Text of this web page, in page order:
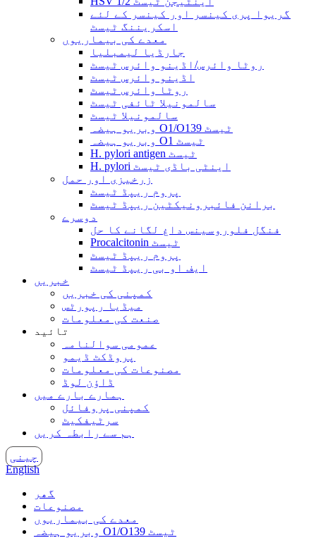
گریوا پری کینسر اور کینسر کے لئے
اسکریننگ ٹیسٹ
معدے کی بیماریوں
جارڈیا لیمبلیا
روٹا وائرس/اڈینو وائرس ٹیسٹ
اڈینو وائرس ٹیسٹ
روٹا وائرس ٹیسٹ
سالمونیلا ٹائفی ٹیسٹ
سالمونیلا ٹیسٹ
وبریو ہیضہ O1/O139 ٹیسٹ
وبریو ہیضہ O1 ٹیسٹ
H. pylori antigen ٹیسٹ
H. pylori اینٹی باڈی ٹیسٹ
زرخیزی اور حمل
پروم ریپڈ ٹیسٹ
برانن فائبرونیکٹین ریپڈ ٹیسٹ
دوسرے
فنگل فلوروسینس داغ لگانے کا حل
Procalcitonin ٹیسٹ
پروم ریپڈ ٹیسٹ
ایف او بی ریپڈ ٹیسٹ
خبریں
کمپنی کی خبریں
میڈیا رپورٹس
صنعت کی معلومات
تائید
عمومی سوالنامہ
پروڈکٹ ڈیمو
مصنوعات کی معلومات
ڈاؤن لوڈ
ہمارے بارے میں
کمپنی پروفائل
سرٹیفکیٹ
ہم سے رابطہ کریں
چینی
English
گھر
مصنوعات
معدے کی بیماریوں
وبریو ہیضہ O1/O139 ٹیسٹ